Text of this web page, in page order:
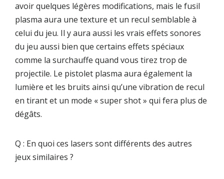
avoir quelques légères modifications, mais le fusil
plasma aura une texture et un recul semblable à
celui du jeu. Il y aura aussi les vrais effets sonores
du jeu aussi bien que certains effets spéciaux
comme la surchauffe quand vous tirez trop de
projectile. Le pistolet plasma aura également la
lumière et les bruits ainsi qu’une vibration de recul
en tirant et un mode « super shot » qui fera plus de
dégâts.
Q : En quoi ces lasers sont différents des autres
jeux similaires ?